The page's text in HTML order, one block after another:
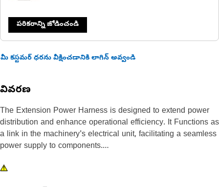
పరికరాన్ని జోడించండి
మీ కస్టమర్ ధరను వీక్షించడానికి లాగిన్ అవ్వండి
వివరణ
The Extension Power Harness is designed to extend power
distribution and enhance operational efficiency. It Functions as
a link in the machinery's electrical unit, facilitating a seamless
power supply to components.
Attributes: